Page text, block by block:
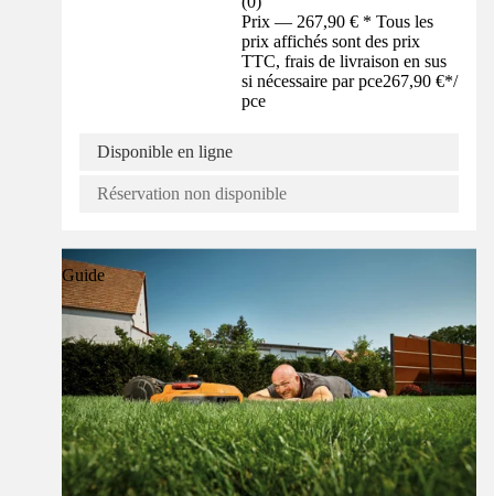
Prix — 267,90 € * Tous les
prix affichés sont des prix
TTC, frais de livraison en sus
si nécessaire par pce267,90 €*/
pce
Disponible en ligne
Réservation non disponible
Guide